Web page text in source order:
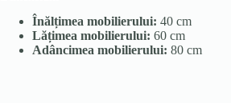
Înălțimea mobilierului: 40 cm
Lățimea mobilierului: 60 cm
Adâncimea mobilierului: 80 cm